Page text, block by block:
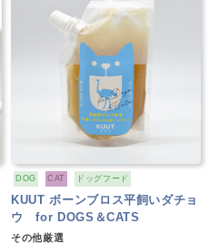
DOG CAT ドッグフード
KUUT ボーンブロス平飼いダチョ
ウ for DOGS＆CATS
その他厳選